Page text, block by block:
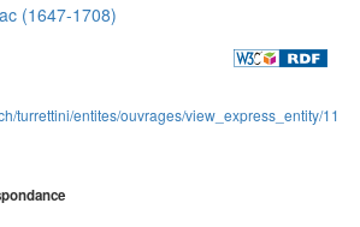
(1647-1708)
turrettini/entites/ouvrages/view_express_entity/11